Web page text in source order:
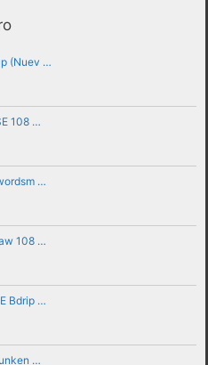
foros discusiones a nivel
usuarios.Estas deben ser
y no haciendo
de personas del foro.
público en el foro la
de ningún
consentimiento, como por
de email, ip’s externas,
mensajes repetitivos
escribir con letras
a gritar, si no es esa su
que lo evite.
altere el buen
foro mediante reiteradas
(Nuev …
108 …
…
108 …
Bdrip …
…